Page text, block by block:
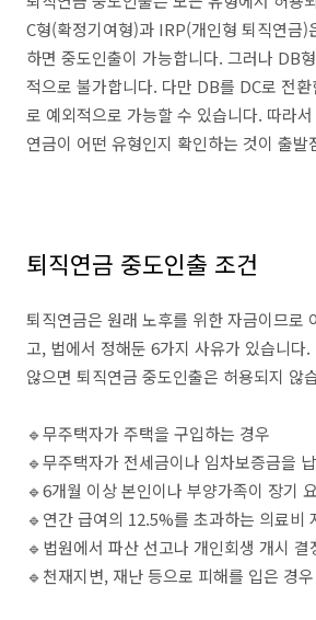
C형(확정기여형)과 IRP(개인형 퇴직연금)
하면 중도인출이 가능합니다. 그러나 DB
적으로 불가합니다. 다만 DB를 DC로 전
로 예외적으로 가능할 수 있습니다. 따라
연금이 어떤 유형인지 확인하는 것이 출발
퇴직연금 중도인출 조건
퇴직연금은 원래 노후를 위한 자금이므로
고, 법에서 정해둔 6가지 사유가 있습니다
않으면 퇴직연금 중도인출은 허용되지 않
🔹무주택자가 주택을 구입하는 경우
🔹무주택자가 전세금이나 임차보증금을
🔹6개월 이상 본인이나 부양가족이 장기
🔹연간 급여의 12.5%를 초과하는 의료비
🔹법원에서 파산 선고나 개인회생 개시 결
🔹천재지변, 재난 등으로 피해를 입은 경우